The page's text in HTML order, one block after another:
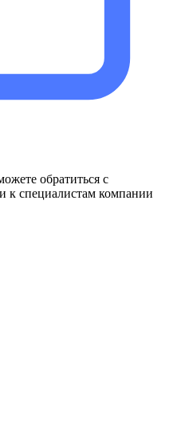
обратиться с
к специалистам компании